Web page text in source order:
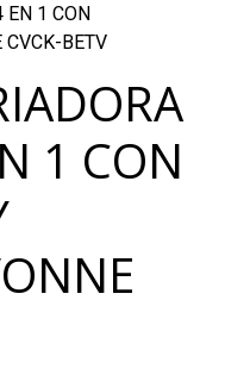
EN 1 CON
CVCK-BETV
1 CON